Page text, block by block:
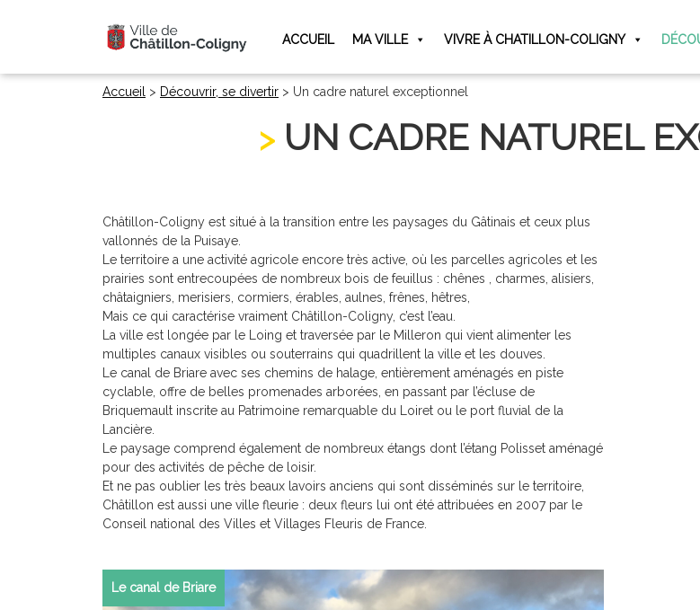
ACCUEIL MA VILLE VIVRE À CHATILLON-COLIGNY
Accueil > Découvrir, se divertir > Un cadre naturel exceptionnel
UN CADRE NATUREL
Châtillon-Coligny est situé à la transition entre les paysages du Gâtinais et ceux plus
vallonnés de la Puisaye.
Le territoire a une activité agricole encore très active, où les parcelles agricoles et les
prairies sont entrecoupées de nombreux bois de feuillus : chênes , charmes, alisiers,
châtaigniers, merisiers, cormiers, érables, aulnes, frênes, hêtres,
Mais ce qui caractérise vraiment Châtillon-Coligny, c’est l’eau.
La ville est longée par le Loing et traversée par le Milleron qui vient alimenter les
multiples canaux visibles ou souterrains qui quadrillent la ville et les douves.
Le canal de Briare avec ses chemins de halage, entièrement aménagés en piste
cyclable, offre de belles promenades arborées, en passant par l’écluse de
Briquemault inscrite au Patrimoine remarquable du Loiret ou le port fluvial de la
Lancière.
Le paysage comprend également de nombreux étangs dont l’étang Polisset aménagé
pour des activités de pêche de loisir.
Et ne pas oublier les très beaux lavoirs anciens qui sont disséminés sur le territoire,
Châtillon est aussi une ville fleurie : deux fleurs lui ont été attribuées en 2007 par le
Conseil national des Villes et Villages Fleuris de France.
Le canal de Briare